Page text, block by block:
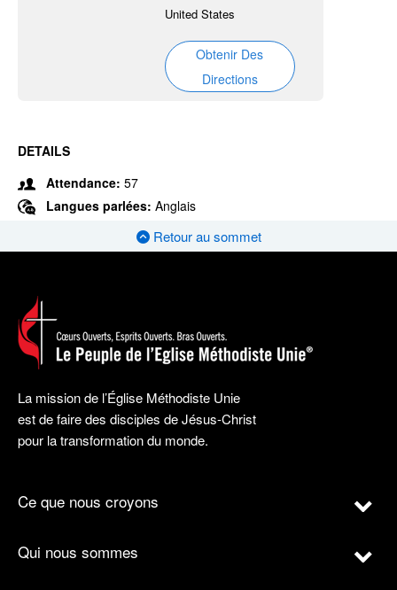
United States
Obtenir Des
Directions
DETAILS
Attendance: 57
Langues parlées: Anglais
Retour au sommet
La mission de l’Église Méthodiste Unie
est de faire des disciples de Jésus-Christ
pour la transformation du monde.
Ce que nous croyons
Qui nous sommes